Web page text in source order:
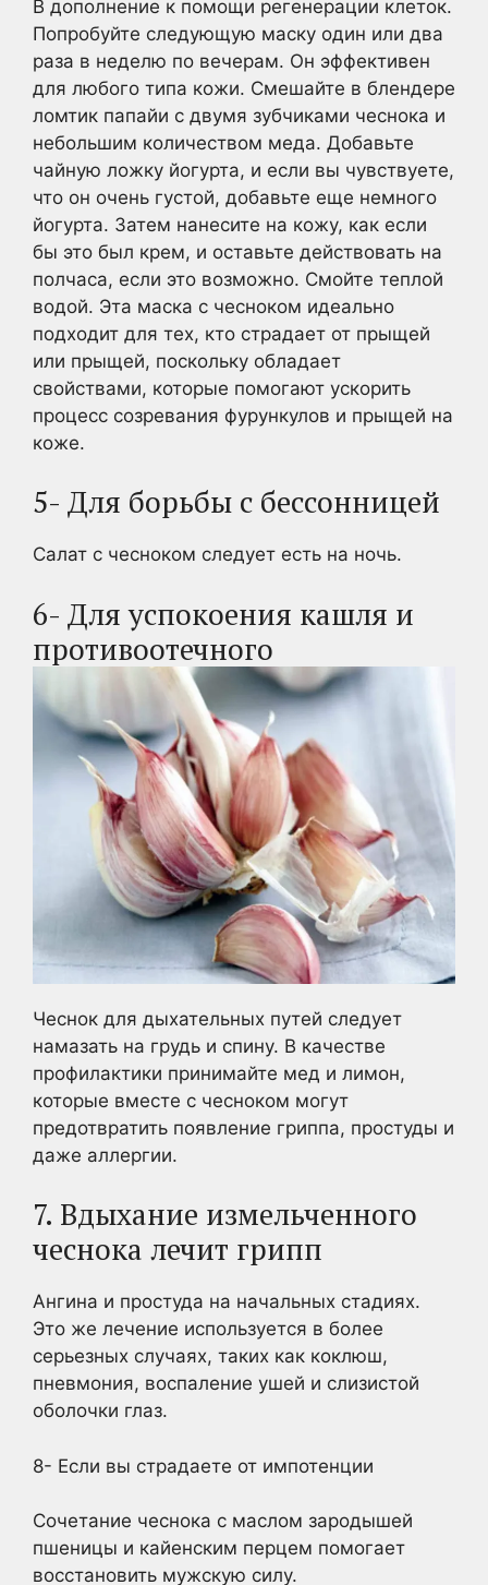
В дополнение к помощи регенерации клеток.
Попробуйте следующую маску один или два
раза в неделю по вечерам. Он эффективен
для любого типа кожи. Смешайте в блендере
ломтик папайи с двумя зубчиками чеснока и
небольшим количеством меда. Добавьте
чайную ложку йогурта, и если вы чувствуете,
что он очень густой, добавьте еще немного
йогурта. Затем нанесите на кожу, как если
бы это был крем, и оставьте действовать на
полчаса, если это возможно. Смойте теплой
водой. Эта маска с чесноком идеально
подходит для тех, кто страдает от прыщей
или прыщей, поскольку обладает
свойствами, которые помогают ускорить
процесс созревания фурункулов и прыщей на
коже.
5- Для борьбы с бессонницей
Салат с чесноком следует есть на ночь.
6- Для успокоения кашля и
противоотечного
Чеснок для дыхательных путей следует
намазать на грудь и спину. В качестве
профилактики принимайте мед и лимон,
которые вместе с чесноком могут
предотвратить появление гриппа, простуды и
даже аллергии.
7. Вдыхание измельченного
чеснока лечит грипп
Ангина и простуда на начальных стадиях.
Это же лечение используется в более
серьезных случаях, таких как коклюш,
пневмония, воспаление ушей и слизистой
оболочки глаз.
8- Если вы страдаете от импотенции
Сочетание чеснока с маслом зародышей
пшеницы и кайенским перцем помогает
восстановить мужскую силу.